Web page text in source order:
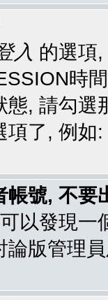
入 的選項
時
, 請勾
項了, 例
帳號, 不
以發現一
版管理